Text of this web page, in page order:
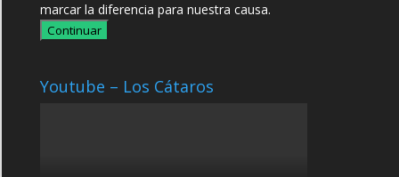
marcar la diferencia para nuestra causa.
Continuar
Youtube – Los Cátaros